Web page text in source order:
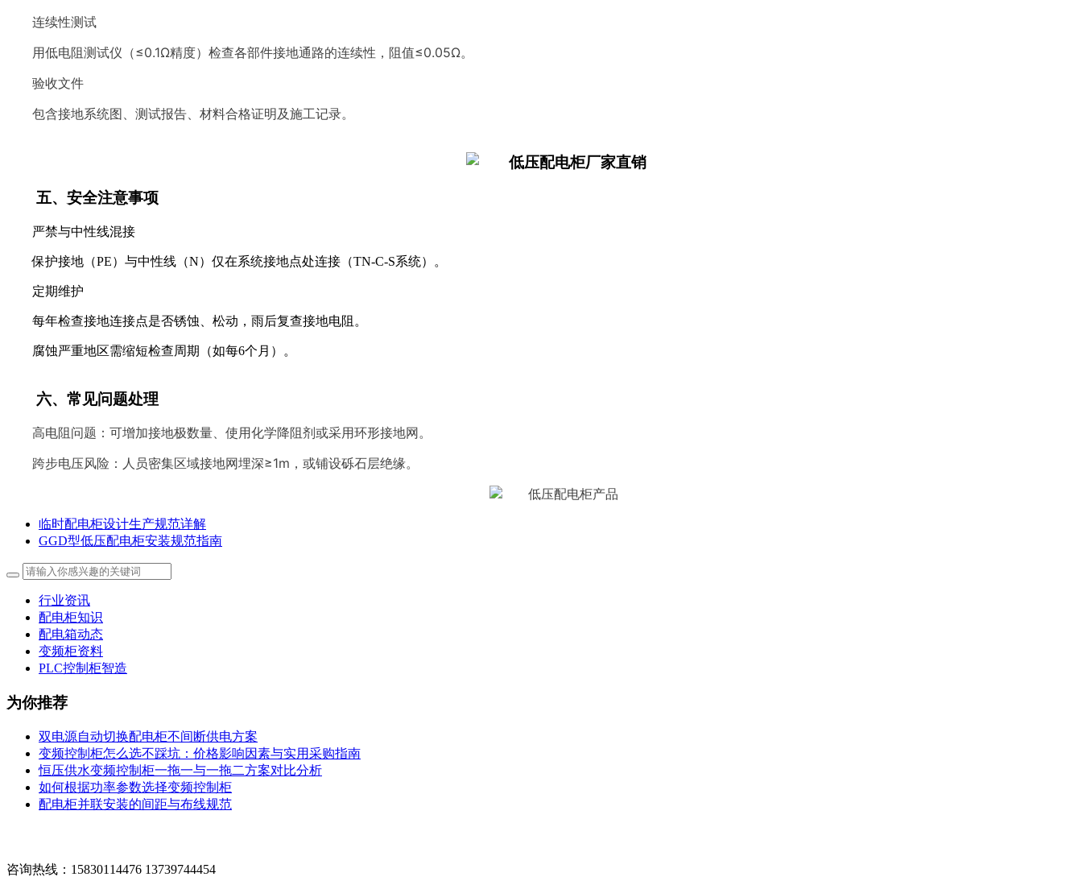
连续性测试
用低电阻测试仪（≤0.1Ω精度）检查各部件接地通路的连续性，阻值≤0.05Ω。
验收文件
包含接地系统图、测试报告、材料合格证明及施工记录。
五、安全注意事项
严禁与中性线混接
保护接地（PE）与中性线（N）仅在系统接地点处连接（TN-C-S系统）。
定期维护
每年检查接地连接点是否锈蚀、松动，雨后复查接地电阻。
腐蚀严重地区需缩短检查周期（如每6个月）。
六、常见问题处理
高电阻问题：可增加接地极数量、使用化学降阻剂或采用环形接地网。
跨步电压风险：人员密集区域接地网埋深≥1m，或铺设砾石层绝缘。
临时配电柜设计生产规范详解
GGD型低压配电柜安装规范指南
行业资讯
配电柜知识
配电箱动态
变频柜资料
PLC控制柜智造
为你推荐
双电源自动切换配电柜不间断供电方案
变频控制柜怎么选不踩坑：价格影响因素与实用采购指南
恒压供水变频控制柜一拖一与一拖二方案对比分析
如何根据功率参数选择变频控制柜
配电柜并联安装的间距与布线规范
咨询热线：15830114476 13739744454